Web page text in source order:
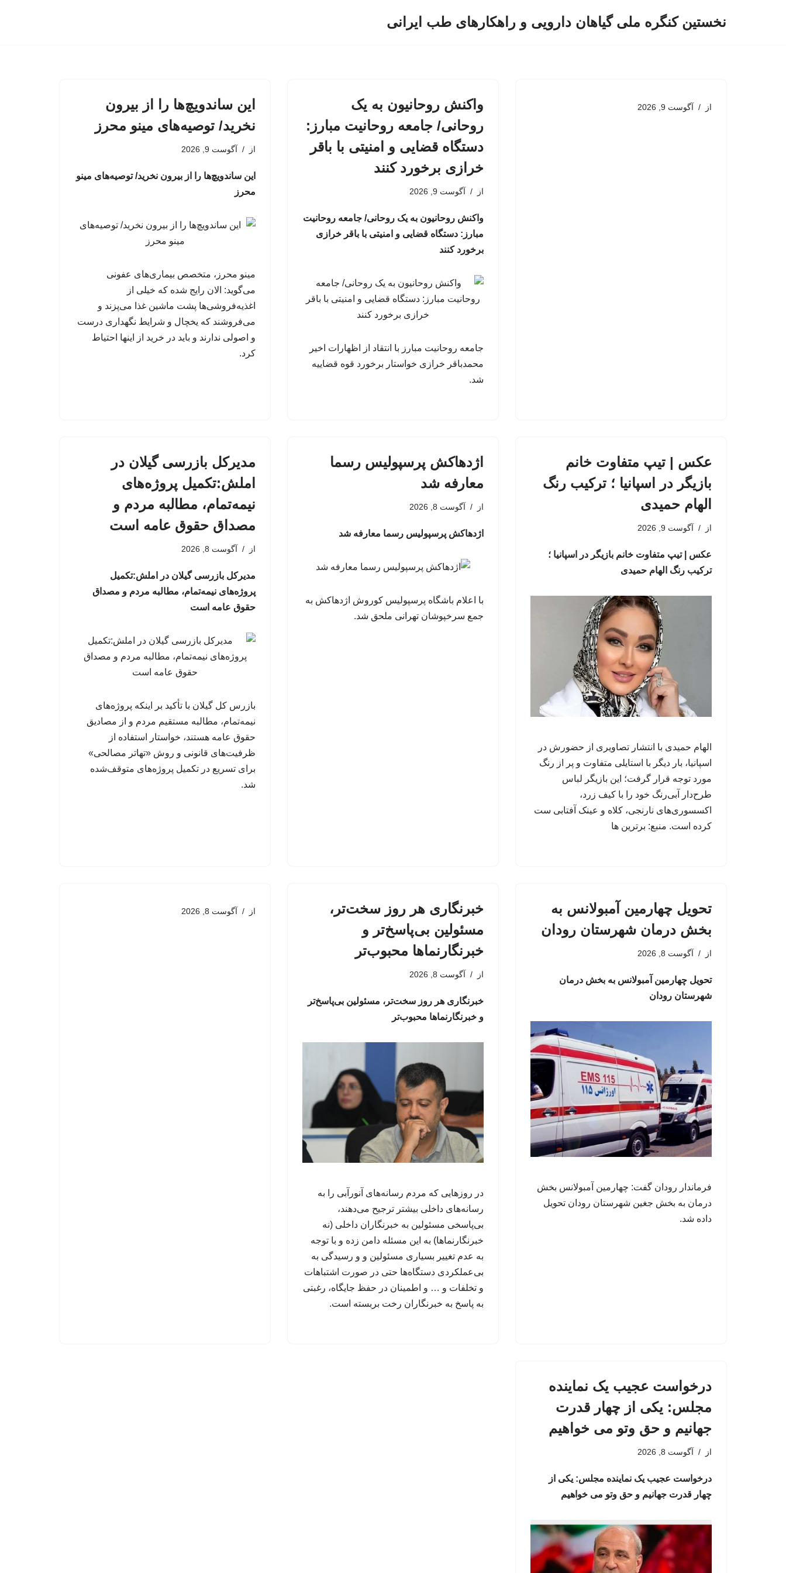
نخستین کنگره ملی گیاهان دارویی و راهکارهای طب ایرانی
از آگوست 9, 2026
واکنش روحانیون به یک
روحانی/ جامعه روحانیت مبارز:
دستگاه قضایی و امنیتی با باقر
خرازی برخورد کنند
از آگوست 9, 2026
واکنش روحانیون به یک روحانی/ جامعه روحانیت
مبارز: دستگاه قضایی و امنیتی با باقر خرازی
برخورد کنند
جامعه روحانیت مبارز با انتقاد از اظهارات اخیر
محمدباقر خرازی خواستار برخورد قوه قضاییه
شد.
این ساندویچ‌ها را از بیرون
نخرید/ توصیه‌های مینو محرز
از آگوست 9, 2026
این ساندویچ‌ها را از بیرون نخرید/ توصیه‌های مینو
محرز
مینو محرز، متخصص بیماری‌های عفونی
می‌گوید: الان رایج شده که خیلی از
اغذیه‌فروشی‌ها پشت ماشین غذا می‌پزند و
می‌فروشند که یخچال و شرایط نگهداری درست
و اصولی ندارند و باید در خرید از اینها احتیاط
کرد.
عکس | تیپ متفاوت خانم
بازیگر در اسپانیا ؛ ترکیب رنگ
الهام حمیدی
از آگوست 9, 2026
عکس | تیپ متفاوت خانم بازیگر در اسپانیا ؛
ترکیب رنگ الهام حمیدی
الهام حمیدی با انتشار تصاویری از حضورش در
اسپانیا، بار دیگر با استایلی متفاوت و پر از رنگ
مورد توجه قرار گرفت؛ این بازیگر لباس
طرح‌دار آبی‌رنگ خود را با کیف زرد،
اکسسوری‌های نارنجی، کلاه و عینک آفتابی ست
کرده است. منبع: برترین ها
اژدهاکش پرسپولیس رسما
معارفه شد
از آگوست 8, 2026
اژدهاکش پرسپولیس رسما معارفه شد
با اعلام باشگاه پرسپولیس کوروش اژدهاکش به
جمع سرخپوشان تهرانی ملحق شد.
مدیرکل بازرسی گیلان در
املش:تکمیل پروژه‌های
نیمه‌تمام، مطالبه مردم و
مصداق حقوق عامه است
از آگوست 8, 2026
مدیرکل بازرسی گیلان در املش:تکمیل
پروژه‌های نیمه‌تمام، مطالبه مردم و مصداق
حقوق عامه است
بازرس کل گیلان با تأکید بر اینکه پروژه‌های
نیمه‌تمام، مطالبه مستقیم مردم و از مصادیق
حقوق عامه هستند، خواستار استفاده از
ظرفیت‌های قانونی و روش «تهاتر مصالحی»
برای تسریع در تکمیل پروژه‌های متوقف‌شده
شد.
تحویل چهارمین آمبولانس به
بخش درمان شهرستان رودان
از آگوست 8, 2026
تحویل چهارمین آمبولانس به بخش درمان
شهرستان رودان
فرماندار رودان گفت: چهارمین آمبولانس بخش
درمان به بخش جغین شهرستان رودان تحویل
داده شد.
خبرنگاری هر روز سخت‌تر،
مسئولین بی‌پاسخ‌تر و
خبرنگارنماها محبوب‌تر
از آگوست 8, 2026
خبرنگاری هر روز سخت‌تر، مسئولین بی‌پاسخ‌تر
و خبرنگارنماها محبوب‌تر
در روزهایی که مردم رسانه‌های آنورآبی را به
رسانه‌های داخلی بیشتر ترجیح می‌دهند،
بی‌پاسخی مسئولین به خبرنگاران داخلی (نه
خبرنگارنماها) به این مسئله دامن زده و با توجه
به عدم تغییر بسیاری مسئولین و و رسیدگی به
بی‌عملکردی دستگاه‌ها حتی در صورت اشتباهات
و تخلفات و … و اطمینان در حفظ جایگاه، رغبتی
به پاسخ به خبرنگاران رخت بربسته است.
از آگوست 8, 2026
درخواست عجیب یک نماینده
مجلس: یکی از چهار قدرت
جهانیم و حق وتو می خواهیم
از آگوست 8, 2026
درخواست عجیب یک نماینده مجلس: یکی از
چهار قدرت جهانیم و حق وتو می خواهیم